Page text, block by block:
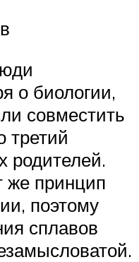
о биологии,
совместить
третий
родителей.
же принцип
поэтому
сплавов